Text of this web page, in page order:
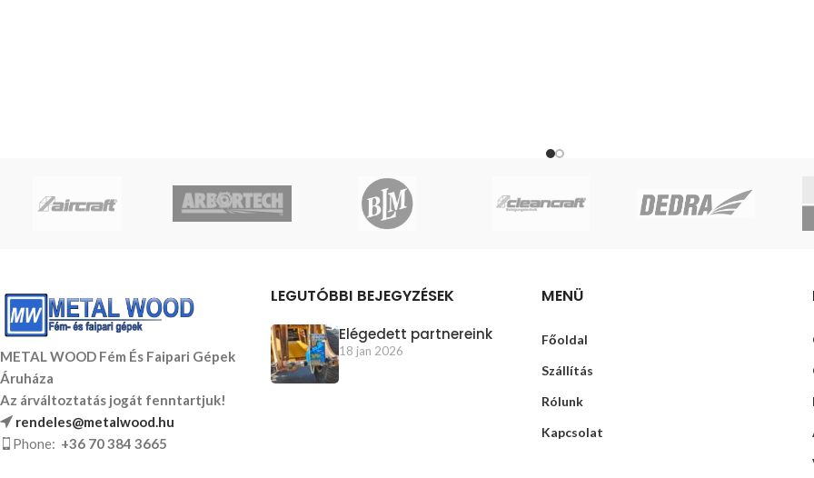
METAL WOOD Fém És Faipari Gépek
Áruháza
Az árváltoztatás jogát fenntartjuk!
rendeles@metalwood.hu
Phone: +36 70 384 3665
LEGUTÓBBI BEJEGYZÉSEK
Elégedett partnereink
18 jan 2026
MENÜ
Főoldal
Szállítás
Rólunk
Kapcsolat